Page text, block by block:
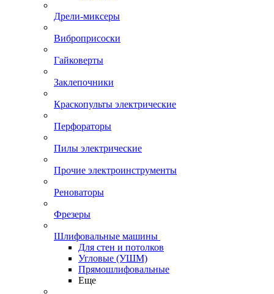
Дрели-миксеры
Виброприсоски
Гайковерты
Заклепочники
Краскопульты электрические
Перфораторы
Пилы электрические
Прочие электроинструменты
Реноваторы
Фрезеры
Шлифовальные машины
Для стен и потолков
Угловые (УШМ)
Прямошлифовальные
Еще